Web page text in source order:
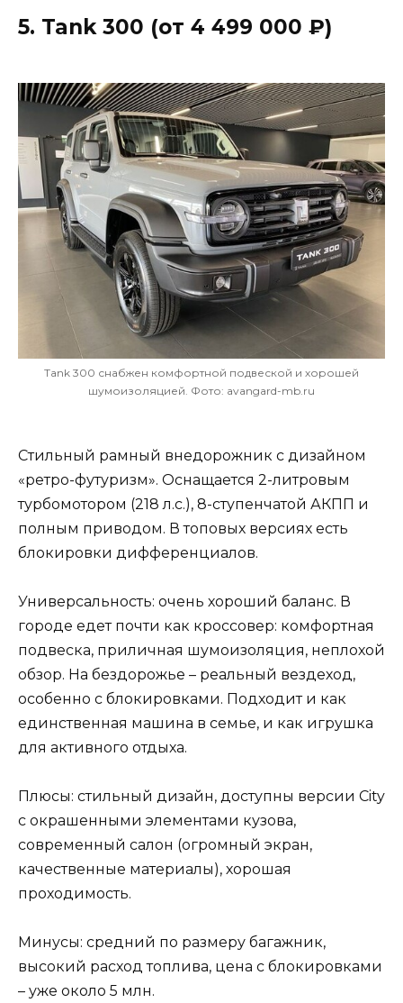
5. Tank 300 (от 4 499 000 ₽)
Tank 300 снабжен комфортной подвеской и хорошей
шумоизоляцией. Фото: avangard-mb.ru
Стильный рамный внедорожник с дизайном
«ретро-футуризм». Оснащается 2-литровым
турбомотором (218 л.с.), 8-ступенчатой АКПП и
полным приводом. В топовых версиях есть
блокировки дифференциалов.
Универсальность: очень хороший баланс. В
городе едет почти как кроссовер: комфортная
подвеска, приличная шумоизоляция, неплохой
обзор. На бездорожье – реальный вездеход,
особенно с блокировками. Подходит и как
единственная машина в семье, и как игрушка
для активного отдыха.
Плюсы: стильный дизайн, доступны версии City
с окрашенными элементами кузова,
современный салон (огромный экран,
качественные материалы), хорошая
проходимость.
Минусы: средний по размеру багажник,
высокий расход топлива, цена с блокировками
– уже около 5 млн.